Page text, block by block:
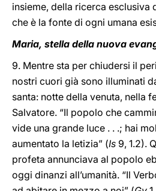
insieme, della ricerca
che è la fonte di ogni umana
Maria, stella della nuova
9. Mentre sta per chiudersi il
nostri cuori già sono illuminati
santa: notte della venuta, nella
Salvatore. “Il popolo che
vide una grande luce . . .; hai
aumentato la letizia” (Is 9, 1.2).
profeta annunciava al popolo
oggi dinanzi all’umanità. “Il